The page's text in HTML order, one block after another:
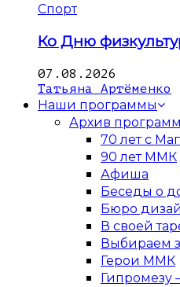
Спорт
Ко Дню
07.08.2026
Татьяна Артёменко
Наши программы
Архив программ
70 лет с
90 лет ММК
Афиша
Беседы о
Бюро
В своей
Выбираем
Герои ММК
Гипромезу